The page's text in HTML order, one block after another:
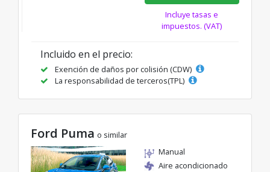
Incluye tasas e
impuestos. (VAT)
Incluido en el precio:
Exención de daños por colisión (CDW)
La responsabilidad de terceros(TPL)
Ford Puma o similar
Manual
Aire acondicionado